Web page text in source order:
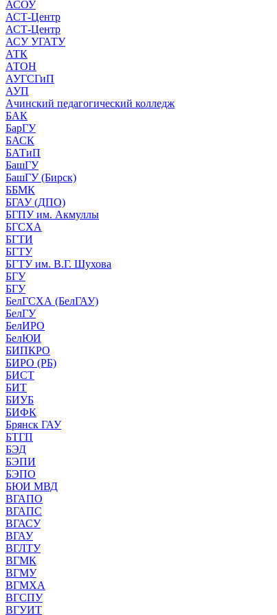
АСОУ
АСТ-Центр
АСТ-Центр
АСУ УГАТУ
АТК
АТОН
АУГСГиП
АУП
Ачинский педагогический колледж
БАК
БарГУ
БАСК
БАТиП
БашГУ
БашГУ (Бирск)
ББМК
БГАУ (ДПО)
БГПУ им. Акмуллы
БГСХА
БГТИ
БГТУ
БГТУ им. В.Г. Шухова
БГУ
БГУ
БелГСХА (БелГАУ)
БелГУ
БелИРО
БелЮИ
БИПКРО
БИРО (РБ)
БИСТ
БИТ
БИУБ
БИФК
Брянск ГАУ
БТГП
БЭД
БЭПИ
БЭПО
БЮИ МВД
ВГАПО
ВГАПС
ВГАСУ
ВГАУ
ВГЛТУ
ВГМК
ВГМУ
ВГМХА
ВГСПУ
ВГУИТ